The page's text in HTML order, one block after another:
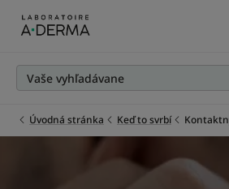
Úvodná stránka Keď to svrbí